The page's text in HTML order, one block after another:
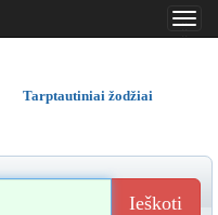
..
..
Tarptautiniai žodžiai
Ieškoti